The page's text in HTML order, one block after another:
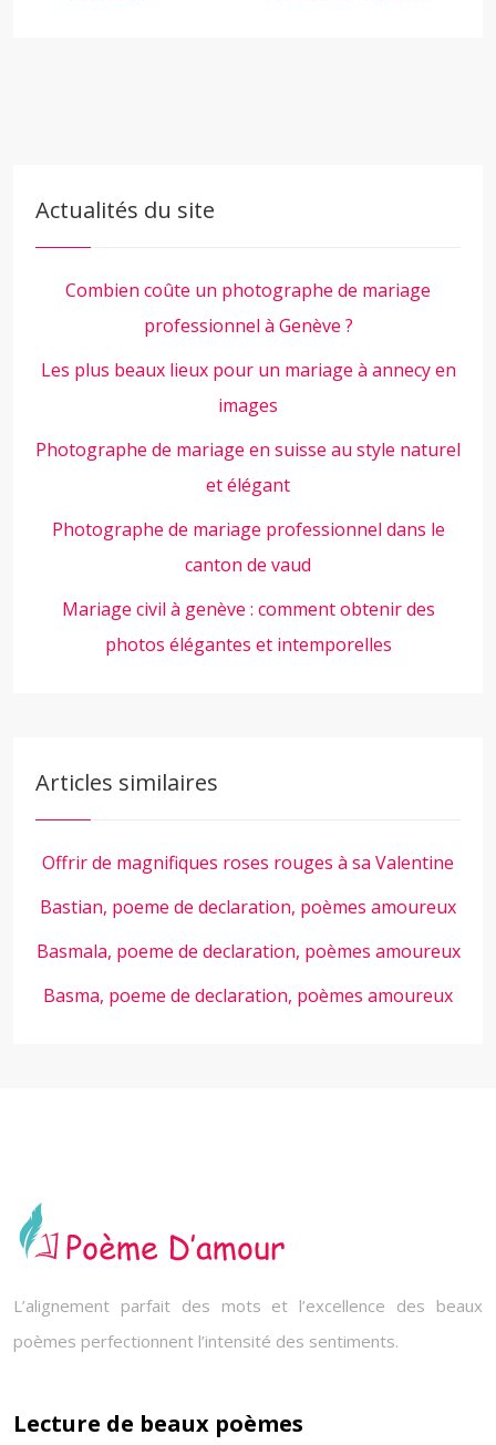
Actualités du site
Combien coûte un photographe de mariage
professionnel à Genève ?
Les plus beaux lieux pour un mariage à annecy en
images
Photographe de mariage en suisse au style naturel
et élégant
Photographe de mariage professionnel dans le
canton de vaud
Mariage civil à genève : comment obtenir des
photos élégantes et intemporelles
Articles similaires
Offrir de magnifiques roses rouges à sa Valentine
Bastian, poeme de declaration, poèmes amoureux
Basmala, poeme de declaration, poèmes amoureux
Basma, poeme de declaration, poèmes amoureux
L’alignement parfait des mots et l’excellence des beaux
poèmes perfectionnent l’intensité des sentiments.
Lecture de beaux poèmes